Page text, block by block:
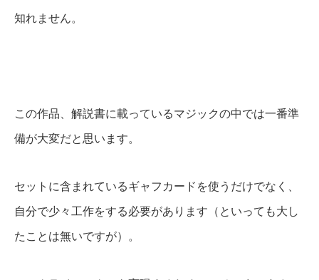
知れません。
この作品、解説書に載っているマジックの中では一番準
備が大変だと思います。
セットに含まれているギャフカードを使うだけでなく、
自分で少々工作をする必要があります（といっても大し
たことは無いですが）。